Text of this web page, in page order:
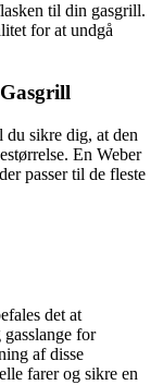
til din gasgrill.
for at undgå
sikre dig, at den
En Weber
passer til de fleste
det at
for
af disse
farer og sikre en